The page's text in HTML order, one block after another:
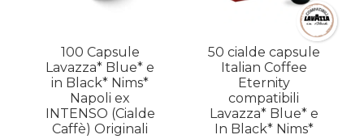
100 Capsule
Lavazza* Blue* e
in Black* Nims*
Napoli ex
INTENSO (Cialde
Caffè) Originali
50 cialde capsule
Italian Coffee
Eternity
compatibili
Lavazza* Blue* e
In Black* Nims*